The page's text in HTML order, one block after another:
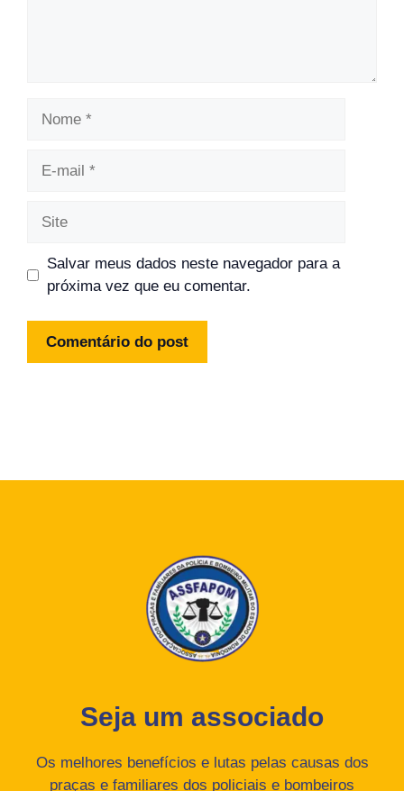
Salvar meus dados neste navegador para a
próxima vez que eu comentar.
Seja um associado
Os melhores benefícios e lutas pelas causas dos
praças e familiares dos policiais e bombeiros